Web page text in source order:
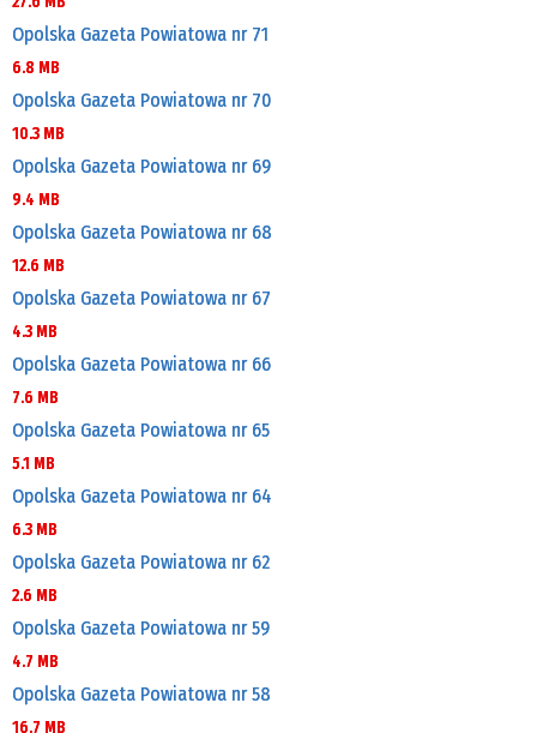
Opolska Gazeta Powiatowa nr 71
6.8 MB
Opolska Gazeta Powiatowa nr 70
10.3 MB
Opolska Gazeta Powiatowa nr 69
9.4 MB
Opolska Gazeta Powiatowa nr 68
12.6 MB
Opolska Gazeta Powiatowa nr 67
4.3 MB
Opolska Gazeta Powiatowa nr 66
7.6 MB
Opolska Gazeta Powiatowa nr 65
5.1 MB
Opolska Gazeta Powiatowa nr 64
6.3 MB
Opolska Gazeta Powiatowa nr 62
2.6 MB
Opolska Gazeta Powiatowa nr 59
4.7 MB
Opolska Gazeta Powiatowa nr 58
16.7 MB